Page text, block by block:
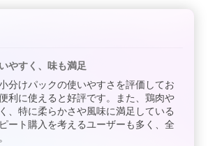
やすく、味も満足
分けパックの使いやすさを評価してお
利に使えると好評です。また、鶏肉や
、特に柔らかさや風味に満足している
ート購入を考えるユーザーも多く、全